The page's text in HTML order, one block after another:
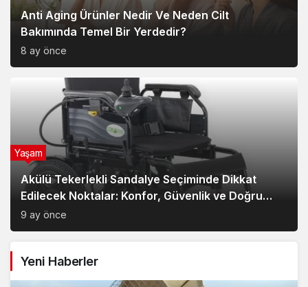
Anti Aging Ürünler Nedir Ve Neden Cilt
Bakımında Temel Bir Yerdedir?
8 ay önce
Akülü Tekerlekli Sandalye Seçiminde Dikkat
Edilecek Noktalar: Konfor, Güvenlik ve Doğru
Model Tercihi
9 ay önce
Yaşam
Yeni Haberler